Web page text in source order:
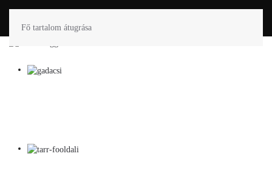
Fő tartalom átugrása